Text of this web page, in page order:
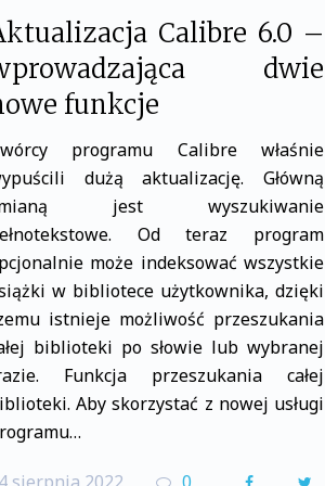
Calibre 6.0 –
dwie
funkcje
programu Calibre właśnie
dużą aktualizację. Główną
jest wyszukiwanie
Od teraz program
może indeksować wszystkie
w bibliotece użytkownika, dzięki
istnieje możliwość przeszukania
biblioteki po słowie lub wybranej
Funkcja przeszukania całej
Aby skorzystać z nowej usługi
F